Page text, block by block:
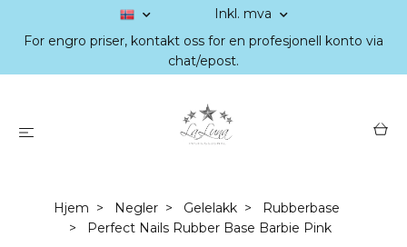
Inkl. mva
For engro priser, kontakt oss for en profesjonell konto via
chat/epost.
Hjem Negler Gelelakk
Rubberbase
Perfect Nails Rubber Base Barbie Pink